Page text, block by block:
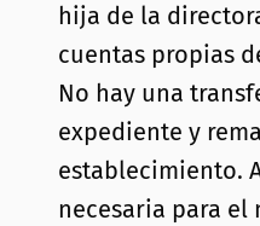
hija de la
cuentas propias
No hay una
expediente y
establecimiento.
necesaria para